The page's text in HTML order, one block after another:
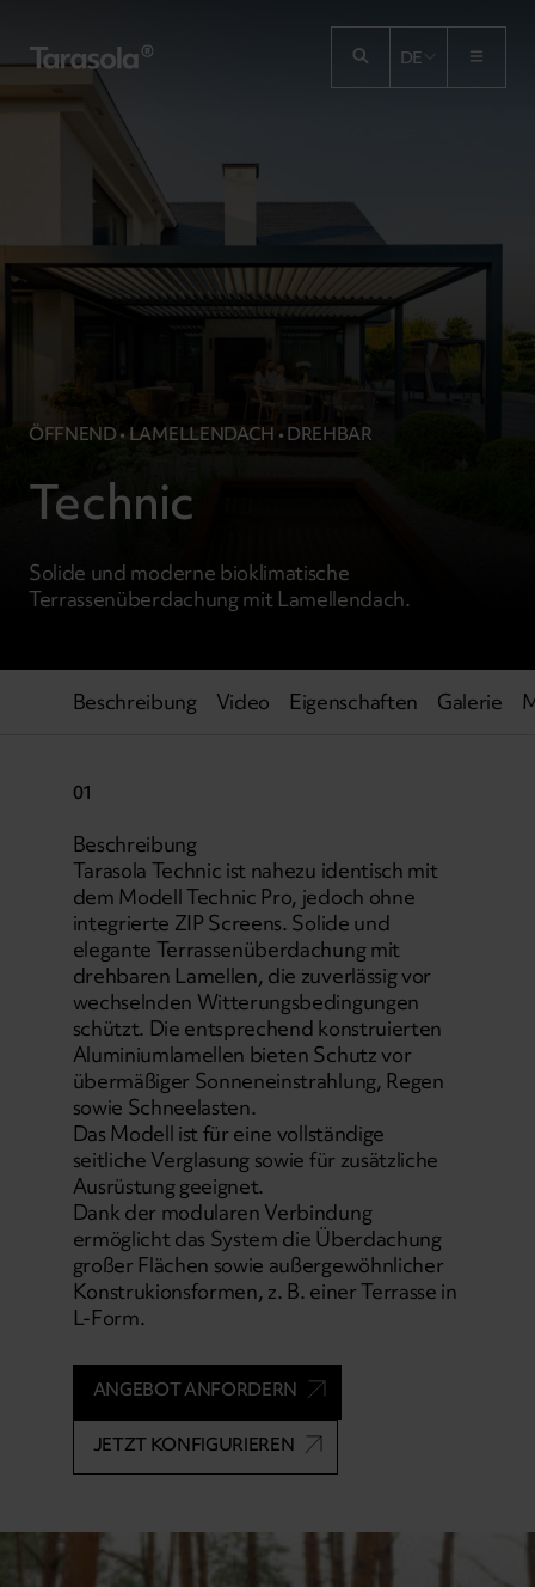
DE
ÖFFNEND • LAMELLENDACH • DREHBAR
Technic
Solide und moderne bioklimatische
Terrassenüberdachung mit Lamellendach.
Beschreibung Video Eigenschaften Galerie
01
Beschreibung
Tarasola Technic ist nahezu identisch mit
dem Modell Technic Pro, jedoch ohne
integrierte ZIP Screens. Solide und
elegante Terrassenüberdachung mit
drehbaren Lamellen, die zuverlässig vor
wechselnden Witterungsbedingungen
schützt. Die entsprechend konstruierten
Aluminiumlamellen bieten Schutz vor
übermäßiger Sonneneinstrahlung, Regen
sowie Schneelasten.
Das Modell ist für eine vollständige
seitliche Verglasung sowie für zusätzliche
Ausrüstung geeignet.
Dank der modularen Verbindung
ermöglicht das System die Überdachung
großer Flächen sowie außergewöhnlicher
Konstrukionsformen, z. B. einer Terrasse in
L-Form.
ANGEBOT ANFORDERN
JETZT KONFIGURIEREN